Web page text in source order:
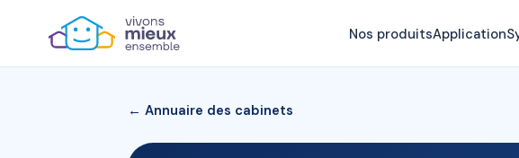
Nos produitsApplication
← Annuaire des cabinets